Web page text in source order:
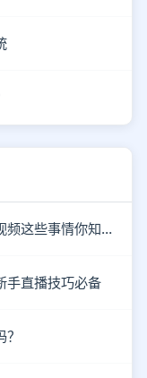
玩转视频号，视频号如何打造出爆款视频这些事情你知道了吗？
手直播技巧必备